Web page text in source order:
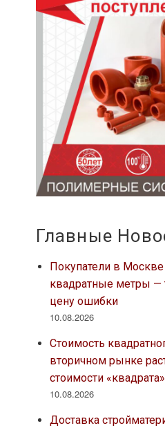
Главные
Покупатели в
квадратные метры —
цену ошибки
10.08.2026
Стоимость
вторичном рынке
стоимости
10.08.2026
Доставка